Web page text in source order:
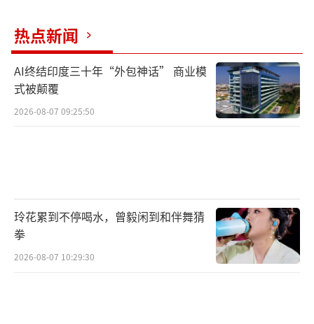
热点新闻
AI终结印度三十年“外包神话” 商业模
式被颠覆
2026-08-07 09:25:50
玲花累到不停喝水，曾毅闲到和伴舞猜
拳
2026-08-07 10:29:30